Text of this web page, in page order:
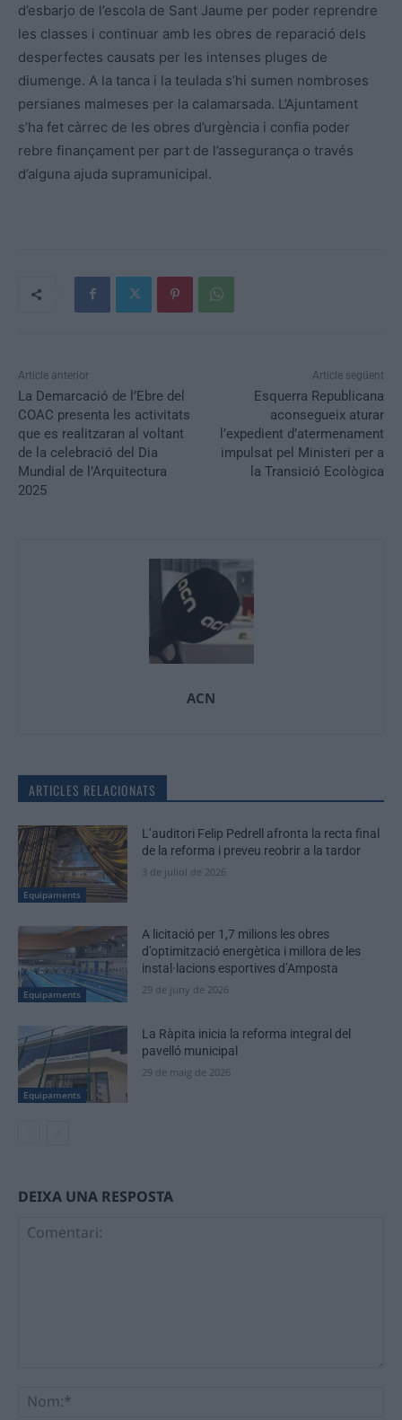
d’esbarjo de l’escola de Sant Jaume per poder reprendre
les classes i continuar amb les obres de reparació dels
desperfectes causats per les intenses pluges de
diumenge. A la tanca i la teulada s’hi sumen nombroses
persianes malmeses per la calamarsada. L’Ajuntament
s’ha fet càrrec de les obres d’urgència i confia poder
rebre finançament per part de l’assegurança o través
d’alguna ajuda supramunicipal.
Article anterior
La Demarcació de l’Ebre del
COAC presenta les activitats
que es realitzaran al voltant
de la celebració del Dia
Mundial de l’Arquitectura
2025
Article següent
Esquerra Republicana
aconsegueix aturar
l’expedient d’atermenament
impulsat pel Ministeri per a
la Transició Ecològica
ACN
ARTICLES RELACIONATS
Equipaments
L’auditori Felip Pedrell afronta la recta final
de la reforma i preveu reobrir a la tardor
3 de juliol de 2026
Equipaments
A licitació per 1,7 milions les obres
d’optimització energètica i millora de les
instal·lacions esportives d’Amposta
29 de juny de 2026
Equipaments
La Ràpita inicia la reforma integral del
pavelló municipal
29 de maig de 2026
DEIXA UNA RESPOSTA